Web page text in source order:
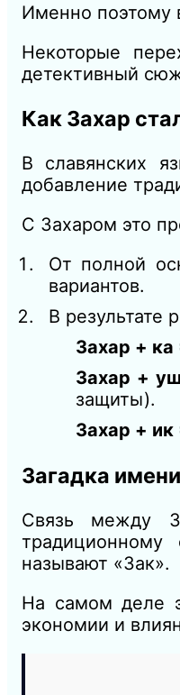
Именно поэтому
Некоторые
детективный
Как Захар
В славянских
добавление
С Захаром это
От полной
вариантов.
В результате
Захар + ка
Захар +
защиты).
Захар +
Загадка
Связь между
называют «Зак».
На самом деле
экономии и